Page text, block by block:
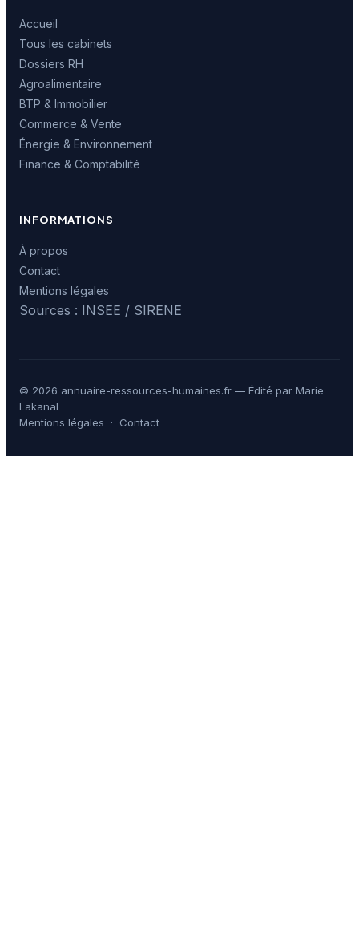
Accueil
Tous les cabinets
Dossiers RH
Agroalimentaire
BTP & Immobilier
Commerce & Vente
Énergie & Environnement
Finance & Comptabilité
INFORMATIONS
À propos
Contact
Mentions légales
Sources : INSEE / SIRENE
© 2026 annuaire-ressources-humaines.fr — Édité par Marie
Lakanal
Mentions légales · Contact